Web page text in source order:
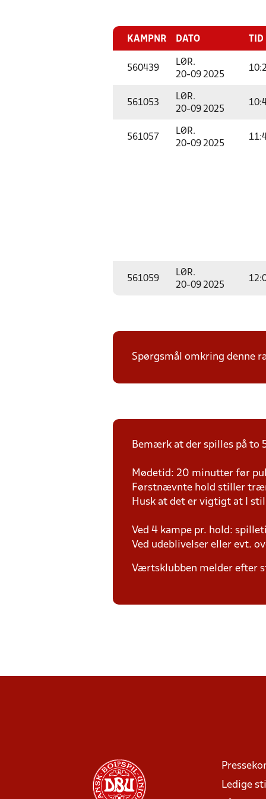
KAMPNR DATO TID
560439
LØR.
20-09 2025
561053
LØR.
20-09 2025
561057
LØR.
20-09 2025
561059
LØR.
20-09 2025
Spørgsmål omkring denne
Bemærk at der spilles på to
Mødetid: 20 minutter før
Førstnævnte hold stiller
Husk at det er vigtigt at I
Ved 4 kampe pr. hold:
Ved udeblivelser eller evt.
Værtsklubben melder efter
Ledige